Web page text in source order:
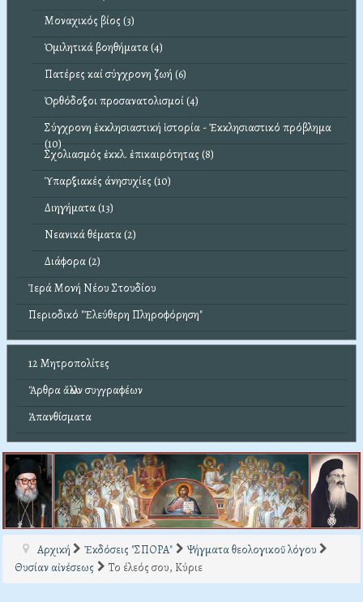
Μοναχικός βίος (3)
Ὁμιλητικά βοηθήματα (4)
Πατέρες καί σύγχρονη ζωή (6)
Ὀρθόδοξοι προσανατολισμοί (4)
Σύγχρονη ἐκκλησιαστική ἱστορία - Ἐκκλησιαστικό πρόβλημα
(10)
Σχολιασμός ἐκκλ. ἐπικαιρότητας (8)
Ὑπαρξιακές άνησυχίες (10)
Διηγήματα (13)
Νεανικά θέματα (2)
Διάφορα (2)
Ἱερά Μονή Νέου Στουδίου
Περιοδικό "Ἐλεύθερη Πληροφόρηση"
12 Μητροπολίτες
Ἄρθρα ἄλλων συγγραφέων
Ἀπανθίσματα
Αρχική Ἐκδόσεις "ΣΠΟΡΑ"
Ψήγματα θεολογικοῦ λόγου
Θυσίαν αἰνέσεως
Το έλεός σου, Κύριε